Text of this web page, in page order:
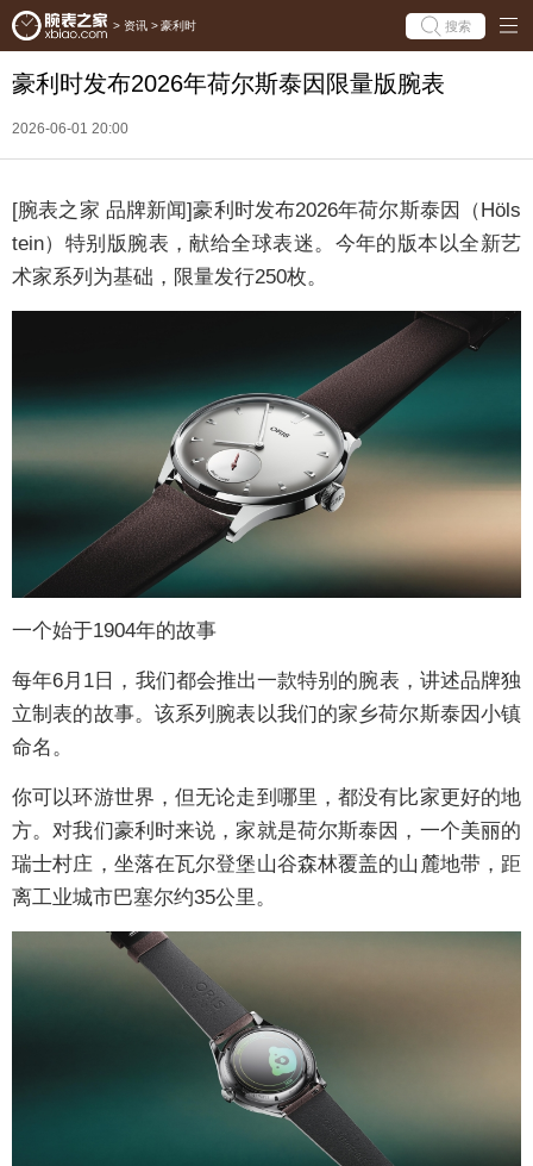
> 资讯 > 豪利时 搜索
豪利时发布2026年荷尔斯泰因限量版腕表
2026-06-01 20:00
[腕表之家 品牌新闻]豪利时发布2026年荷尔斯泰因（Höls
tein）特别版腕表，献给全球表迷。今年的版本以全新艺
术家系列为基础，限量发行250枚。
一个始于1904年的故事
每年6月1日，我们都会推出一款特别的腕表，讲述品牌独
立制表的故事。该系列腕表以我们的家乡荷尔斯泰因小镇
命名。
你可以环游世界，但无论走到哪里，都没有比家更好的地
方。对我们豪利时来说，家就是荷尔斯泰因，一个美丽的
瑞士村庄，坐落在瓦尔登堡山谷森林覆盖的山麓地带，距
离工业城市巴塞尔约35公里。